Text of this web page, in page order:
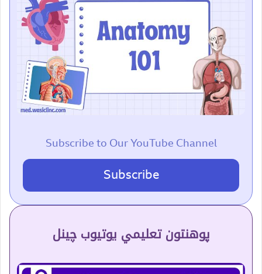
Subscribe to Our YouTube Channel
Subscribe
پوهنتون تعلیمي یوتیوب چینل